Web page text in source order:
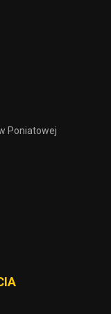
Poniatowej